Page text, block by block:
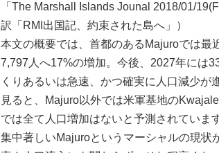
「The Marshall Islands Jounal 2018/01/
訳「RMI出国記、約束された島へ」）
本文の概要では、首都のあるMajuroでは最
7,797人へ17%の増加。今後、2027年には
くりあるいは急速、かつ確実に人口減少
見ると、Majuro以外では米軍基地の
では全て人口増加はないと予測されていま
集中著しいMajuroというマーシャルの現状